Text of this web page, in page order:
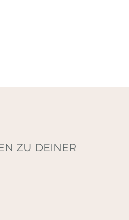
ZU DEINER